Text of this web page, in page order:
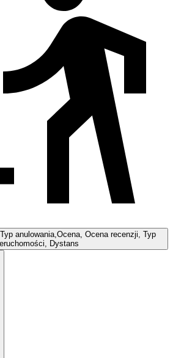
anulowania,Ocena, Ocena recenzji, Typ
Dystans